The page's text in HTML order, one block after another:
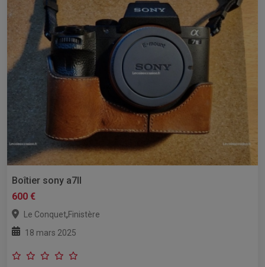
Boîtier sony a7ll
600 €
Le Conquet,Finistère
18 mars 2025